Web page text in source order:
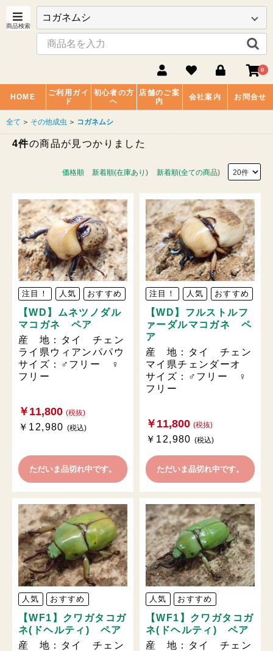
0
HOME
ご利用ガイ
ド
初心者の方
へ
店舗のご案
内
会社案内 お問合せ
全て ＞ その他成虫 ＞ コガネムシ
4件の商品が見つかりました
価格順 新着順(在庫あり) 新着順(全ての商品)
注目！ 人気 おすすめ
【WD】ムネツノダル
マコガネ ペア
産 地：タイ チェン
ライ県ウィアンパパウ
サイズ：♂フリー ♀
フリー
￥11,800 (税抜)
￥12,980(税込)
ただいま品切れ中です。
注目！ 人気 おすすめ
【WD】フルストルフ
ァーダルマコガネ ペ
ア
産 地：タイ チェン
マイ県チェンダーオ
サイズ：♂フリー ♀
フリー
￥11,800 (税抜)
￥12,980(税込)
ただいま品切れ中です。
人気 おすすめ
【WF1】クワガタコガ
ネ(ドヘルティ) ペア
産 地：タイ チェン
人気 おすすめ
【WF1】クワガタコガ
ネ(ドヘルティ) ペア
産 地：タイ チェン